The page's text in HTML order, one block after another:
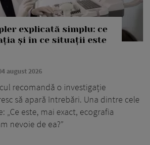
explicată simplu: ce
și în ce situații este
august 2026
recomandă o investigație
să apară întrebări. Una dintre cele
„Ce este, mai exact, ecografia
nevoie de ea?”